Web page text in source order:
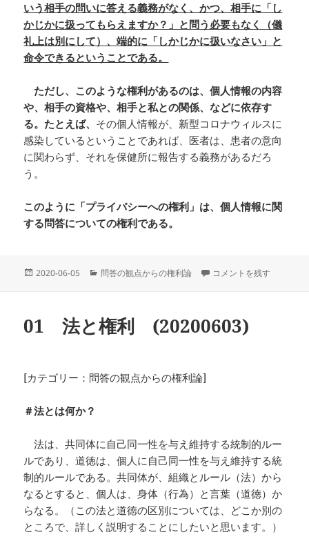
いう相手の問いに答える義務がなく、かつ、相手に「し
かじかに扱ってもらえますか？」と問う必要もなく（儀
礼上は別にして）、端的に「しかじかに扱いなさい」と
命令できるということである。
ただし、このような権利があるのは、個人情報の内容
や、相手の資格や、相手と私との関係、などに依存す
る。たとえば、 その個人情報が、新型コロナウィルスに
感染しているということであれば、医者は、患者の意向
に関わらず、それを保健所に報告する義務があるだろ
う。
このように「プライバシーへの権利」は、個人情報に関
する問答についての権利である。
投
2020-06-05
カ
ー
問答の観点からの権利論 02 プライバシーは、問
コメントを残す
01 法と権利 (20200603)
[カテゴリー：問答の観点からの権利論]
＃法とは何か？
法は、共同体に自己同一性を与え維持する統制的ルー
ルであり、道徳は、個人に自己同一性を与え維持する統
制的ルールである。共同体が、組織とルール（法）から
なるとすると、個人は、身体（行為）と言葉（道徳）か
らなる。（この法と道徳の区別については、どこか別の
ところで、詳しく説明することにしたいと思います。）